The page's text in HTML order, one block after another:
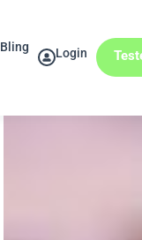
Bling Login